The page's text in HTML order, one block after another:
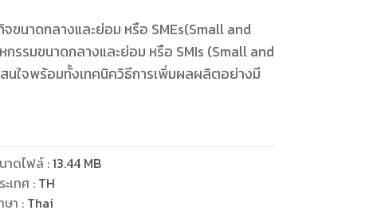
ขนาดกลางและย่อม หรือ SMEs(Small and
รมขนาดกลางและย่อม หรือ SMIs (Small and
นใจพร้อมทั้งเทคนิควิธีการเพิ่มผลผลิตอย่างมี
าดไฟล์:13.44 MB
ะเทศ : TH
ษา : Thai